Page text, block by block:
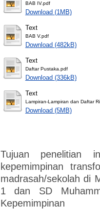
BAB IV.pdf
Download (1MB)
Text
BAB V.pdf
Download (482kB)
Text
Daftar Pustaka.pdf
Download (336kB)
Text
Lampiran-Lampiran dan Daftar
Download (5MB)
Tujuan penelitian
kepemimpinan
madrasah/sekolah di
1 dan SD